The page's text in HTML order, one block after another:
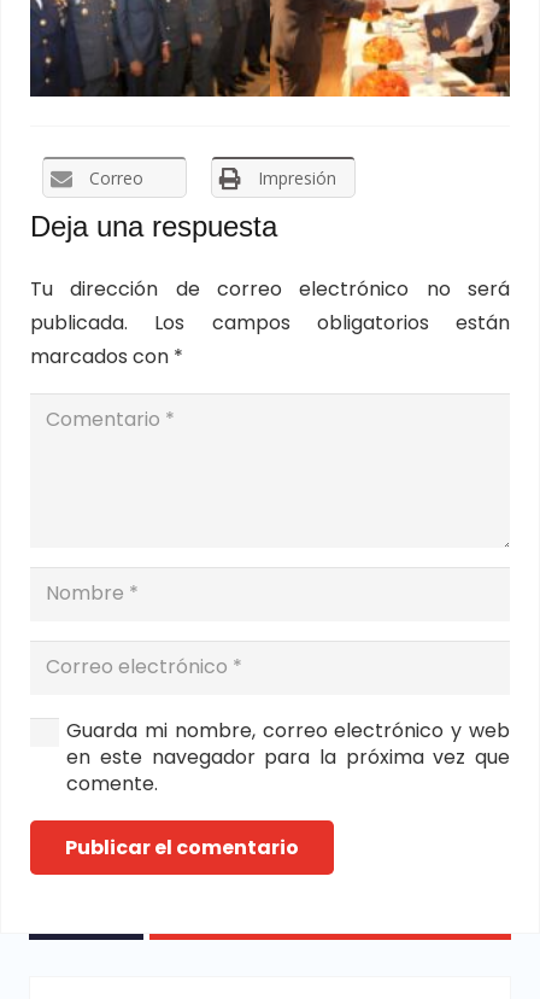
Correo Impresión
Deja una respuesta
Tu dirección de correo electrónico no será
publicada.
Los campos obligatorios están
marcados con *
Guarda mi nombre, correo electrónico y web
en este navegador para la próxima vez que
comente.
Publicar el comentario